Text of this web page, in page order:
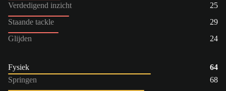
Verdedigend inzicht
25
Staande tackle
29
Glijden
24
Fysiek
64
Springen
68